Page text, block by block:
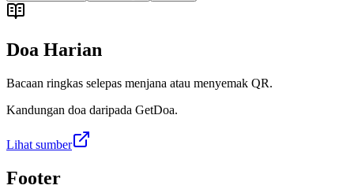
Doa Harian
Bacaan ringkas selepas menjana atau menyemak QR.
Kandungan doa daripada GetDoa.
Lihat sumber
Footer